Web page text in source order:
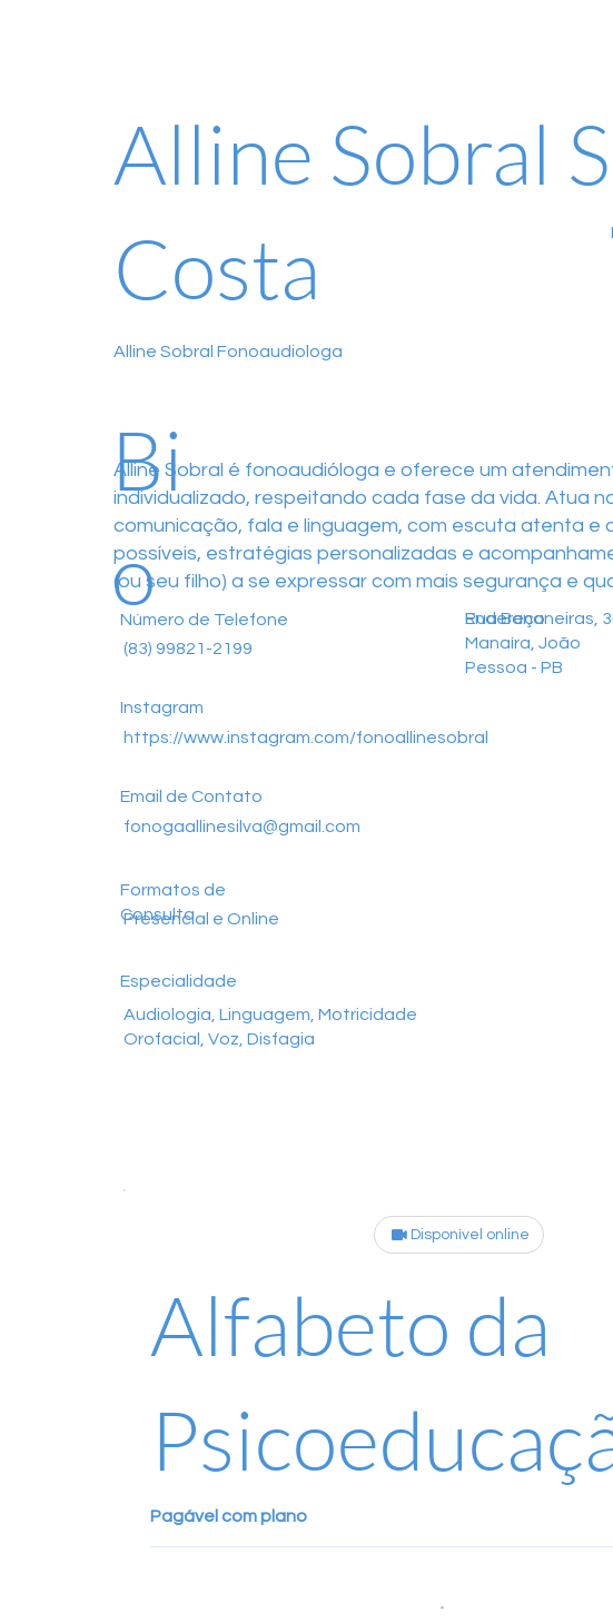
Alline Sobral
Costa
Alline Sobral Fonoaudiologa
Bi
o
Alline Sobral é fonoaudióloga e oferece um
individualizado, respeitando cada fase da vida. Atua
comunicação, fala e linguagem, com escuta atenta e
possíveis, estratégias personalizadas e
(ou seu filho) a se expressar com mais segurança e
Especialidade
Audiologia, Linguagem, Motricidade
Orofacial, Voz, Disfagia
Disponível online
Alfabeto da
Pagável com plano
Número de Telefone
(83) 99821-2199
Email de Contato
fonogaallinesilva@gmail.com
Formatos de
Consulta
Presencial e Online
Instagram
https://www.instagram.com/fonoallinesobral
Endereço
Rua Bananeiras,
Manaíra, João
Pessoa - PB